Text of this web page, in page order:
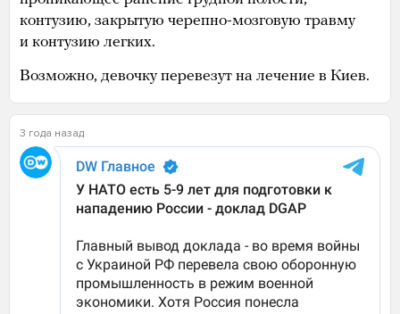
контузию, закрытую черепно-мозговую травму
и контузию легких.
Возможно, девочку перевезут на лечение в Киев.
3 года назад